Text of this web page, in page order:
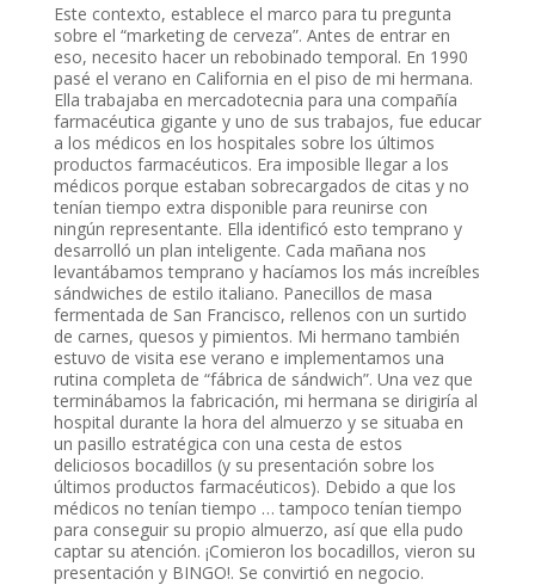
Este contexto, establece el marco para tu pregunta
sobre el “marketing de cerveza”. Antes de entrar en
eso, necesito hacer un rebobinado temporal. En 1990
pasé el verano en California en el piso de mi hermana.
Ella trabajaba en mercadotecnia para una compañía
farmacéutica gigante y uno de sus trabajos, fue educar
a los médicos en los hospitales sobre los últimos
productos farmacéuticos. Era imposible llegar a los
médicos porque estaban sobrecargados de citas y no
tenían tiempo extra disponible para reunirse con
ningún representante. Ella identificó esto temprano y
desarrolló un plan inteligente. Cada mañana nos
levantábamos temprano y hacíamos los más increíbles
sándwiches de estilo italiano. Panecillos de masa
fermentada de San Francisco, rellenos con un surtido
de carnes, quesos y pimientos. Mi hermano también
estuvo de visita ese verano e implementamos una
rutina completa de “fábrica de sándwich”. Una vez que
terminábamos la fabricación, mi hermana se dirigiría al
hospital durante la hora del almuerzo y se situaba en
un pasillo estratégica con una cesta de estos
deliciosos bocadillos (y su presentación sobre los
últimos productos farmacéuticos). Debido a que los
médicos no tenían tiempo … tampoco tenían tiempo
para conseguir su propio almuerzo, así que ella pudo
captar su atención. ¡Comieron los bocadillos, vieron su
presentación y BINGO!. Se convirtió en negocio.